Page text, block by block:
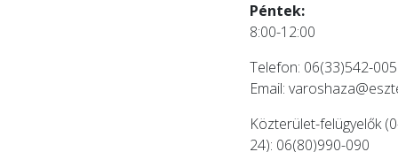
Péntek:
8:00-12:00
Telefon: 06(33)542-005
Email:
Közterület-felügyelők
24): 06(80)990-090